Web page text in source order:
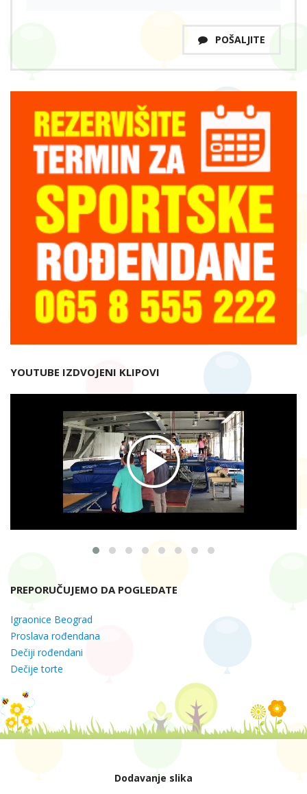
POŠALJITE
YOUTUBE IZDVOJENI KLIPOVI
PREPORUČUJEMO DA POGLEDATE
Igraonice Beograd
Proslava rođendana
Dečiji rođendani
Dečije torte
Dodavanje slika